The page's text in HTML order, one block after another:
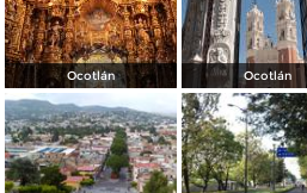
Ocotlán Ocotlán